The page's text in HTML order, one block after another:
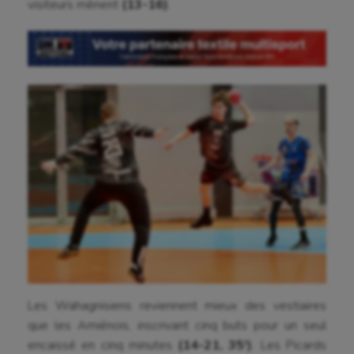
Cheerleading
Course à pied
Crossfit
Cyclisme
Danse
Equitation
Escalade
Fitness
Flag football
visiteurs mènent (13-16)
Les Wahagnisiens reviennent mieux des vestiaires
que les Amiénois, inscrivant cinq buts pour un seul
encaissé en cinq minutes (14-21, 35′) . Les Picards